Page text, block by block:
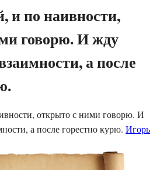
по наивности,
говорю. И жду
а после
открыто с ними говорю. И
а после горестно курю. Игорь